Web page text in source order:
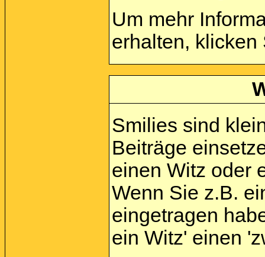
Um mehr
erhalten,
Smilies sind
Beiträge
einen Witz oder
Wenn Sie z.B.
eingetragen
ein Witz' einen